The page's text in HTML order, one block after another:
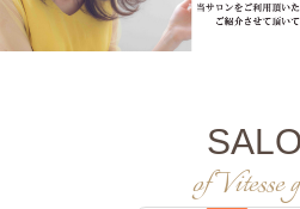
of Vitesse